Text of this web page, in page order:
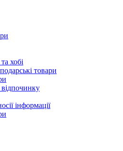
хобі
товари
інформації